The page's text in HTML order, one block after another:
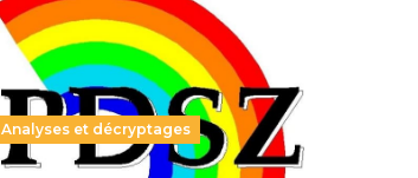
Analyses et décryptages